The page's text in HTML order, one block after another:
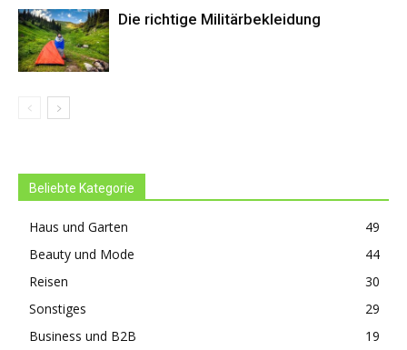
Die richtige Militärbekleidung
Beliebte Kategorie
Haus und Garten
49
Beauty und Mode
44
Reisen
30
Sonstiges
29
Business und B2B
19